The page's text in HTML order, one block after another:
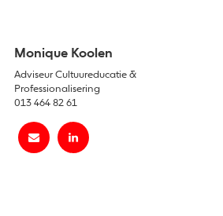
Monique Koolen
Adviseur Cultuureducatie &
Professionalisering
013 464 82 61